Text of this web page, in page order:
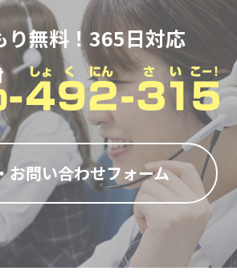
り無料！365日対応
お問い合わせフォーム